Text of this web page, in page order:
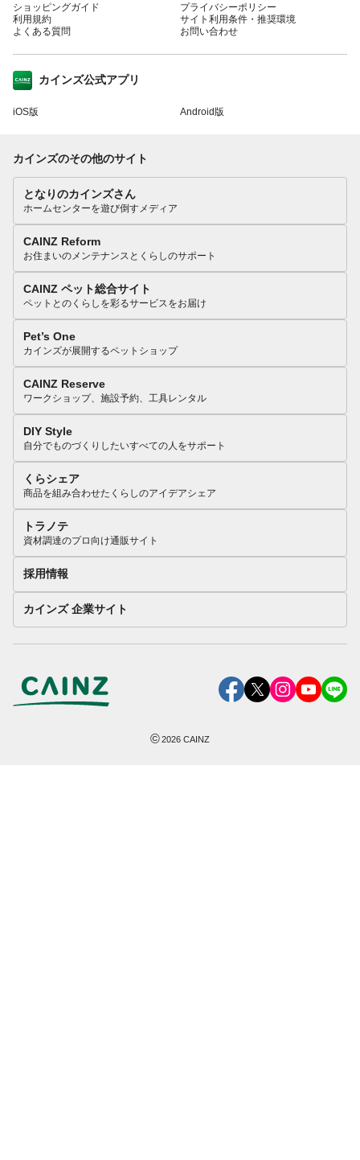
ショッピングガイド
利用規約
よくある質問
プライバシーポリシー
サイト利用条件・推奨環境
お問い合わせ
カインズ公式アプリ
iOS版 Android版
カインズのその他のサイト
となりのカインズさん
ホームセンターを遊び倒すメディア
CAINZ Reform
お住まいのメンテナンスとくらしのサポート
CAINZ ペット総合サイト
ペットとのくらしを彩るサービスをお届け
Pet’s One
カインズが展開するペットショップ
CAINZ Reserve
ワークショップ、施設予約、工具レンタル
DIY Style
自分でものづくりしたいすべての人をサポート
くらシェア
商品を組み合わせたくらしのアイデアシェア
トラノテ
資材調達のプロ向け通販サイト
採用情報
カインズ 企業サイト
©2026 CAINZ